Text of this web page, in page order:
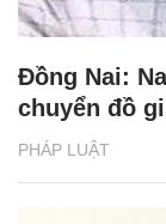
PHÁP LUẬT
Đồng Nai:
chuyển đồ